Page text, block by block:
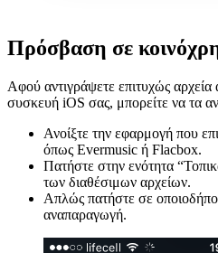
Πρόσβαση σε
Αφού αντιγράψετε επιτυχώς
συσκευή iOS σας, μπορείτε να τα
Ανοίξτε την εφαρμογή που
όπως Evermusic ή Flacbox.
Πατήστε στην ενότητα
των διαθέσιμων αρχείων.
Απλώς πατήστε σε
αναπαραγωγή.